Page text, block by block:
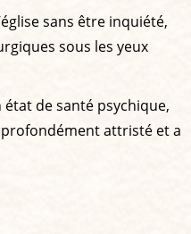
sans être inquiété,
sous les yeux
de santé psychique,
profondément attristé et a